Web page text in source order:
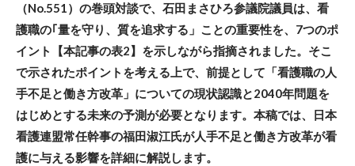
（No.551）の巻頭対談で、石田まさひろ参議院議員は、看
護職の｢量を守り、質を追求する」ことの重要性を、7つのポ
イント【本記事の表2】を示しながら指摘されました。そこ
で示されたポイントを考える上で、前提として「看護職の人
手不足と働き方改革」についての現状認識と2040年問題を
はじめとする未来の予測が必要となります。本稿では、日本
看護連盟常任幹事の福田淑江氏が人手不足と働き方改革が看
護に与える影響を詳細に解説します。